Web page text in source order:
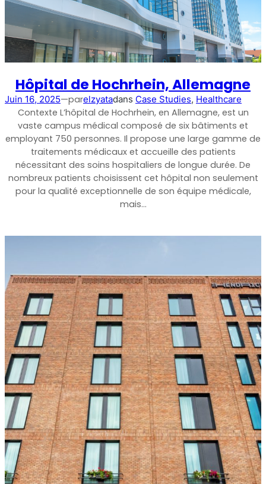
Hôpital de Hochrhein, Allemagne
Juin 16, 2025—parelzyatadans Case Studies, Healthcare
Contexte L’hôpital de Hochrhein, en Allemagne, est un
vaste campus médical composé de six bâtiments et
employant 750 personnes. Il propose une large gamme de
traitements médicaux et accueille des patients
nécessitant des soins hospitaliers de longue durée. De
nombreux patients choisissent cet hôpital non seulement
pour la qualité exceptionnelle de son équipe médicale,
mais…